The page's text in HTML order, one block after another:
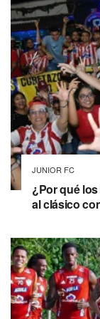
JUNIOR FC
¿Por qué
al clásico